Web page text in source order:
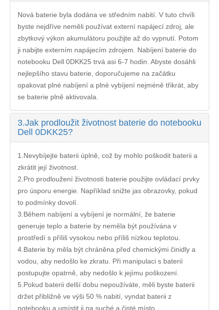
Nová baterie byla dodána ve středním nabití. V tuto chvíli
byste nejdříve neměli používat externí napájecí zdroj, ale
zbytkový výkon akumulátoru použijte až do vypnutí. Potom
ji nabijte externím napájecím zdrojem. Nabíjení baterie do
notebooku Dell 0DKK25 trvá asi 6-7 hodin. Abyste dosáhli
nejlepšího stavu baterie, doporučujeme na začátku
opakovat plné nabíjení a plné vybíjení nejméně třikrát, aby
se baterie plně aktivovala.
3.Jak prodloužit životnost baterie do notebooku
Dell 0DKK25?
1.Nevybíjejte baterii úplně, což by mohlo poškodit baterii a
zkrátit její životnost.
2.Pro prodloužení životnosti baterie použijte ovládací prvky
pro úsporu energie. Například snižte jas obrazovky, pokud
to podmínky dovolí.
3.Během nabíjení a vybíjení je normální, že baterie
generuje teplo a baterie by neměla být používána v
prostředí s příliš vysokou nebo příliš nízkou teplotou.
4.Baterie by měla být chráněna před chemickými činidly a
vodou, aby nedošlo ke zkratu. Při manipulaci s baterií
postupujte opatrně, aby nedošlo k jejímu poškození.
5.Pokud baterii delší dobu nepoužíváte, měli byste baterii
držet přibližně ve výši 50 % nabití, vyndat baterii z
notebooku a umístit ji na suché a čisté místo.